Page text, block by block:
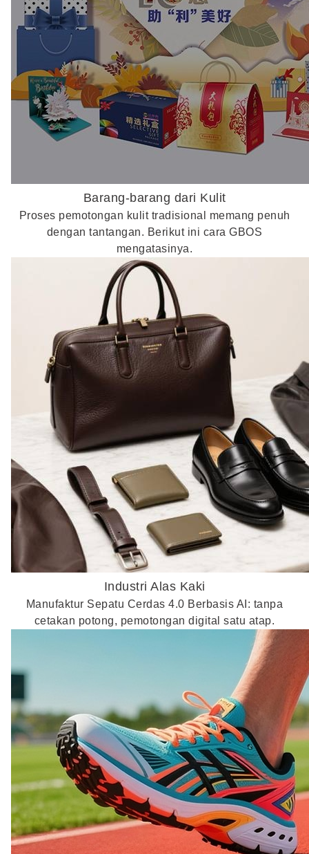
Barang-barang dari Kulit
Proses pemotongan kulit tradisional memang penuh
dengan tantangan. Berikut ini cara GBOS
mengatasinya.
Industri Alas Kaki
Manufaktur Sepatu Cerdas 4.0 Berbasis AI: tanpa
cetakan potong, pemotongan digital satu atap.